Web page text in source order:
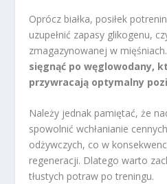
Oprócz białka, posiłek
uzupełnić zapasy glikogenu,
zmagazynowanej w
sięgnąć po węglowodany,
przywracają optymalny
Należy jednak pamiętać, że
spowolnić wchłanianie
odżywczych, co w
regeneracji. Dlatego warto
tłustych potraw po treningu.